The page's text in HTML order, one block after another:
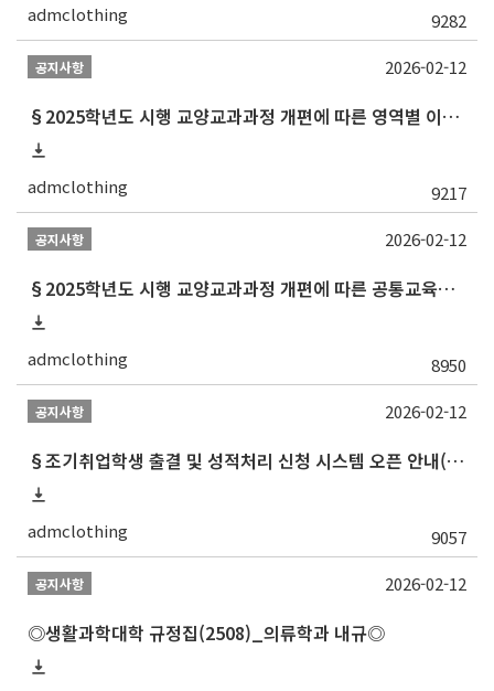
admclothing 9282
공지사항
§2025학년도 시행 교양교과과정 개편에 따른 영역별 이수 안내 (재학생 및 2013학번 포함 이전 학번 대상)§
admclothing 9217
2026-02-12
공지사항
§2025학년도 시행 교양교과과정 개편에 따른 공통교육과정 교과목 목록 최종§
admclothing 8950
2026-02-12
공지사항
§조기취업학생 출결 및 성적처리 신청 시스템 오픈 안내(2024.3.29.자 업데이트)§
admclothing 9057
2026-02-12
공지사항
◎생활과학대학 규정집(2508)_의류학과 내규◎
2026-02-12